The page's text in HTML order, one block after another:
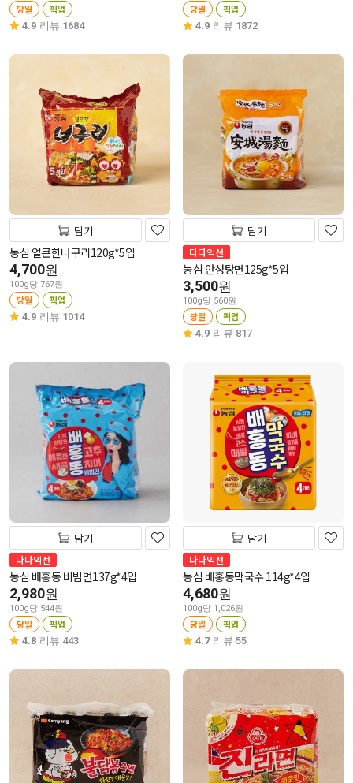
당일 픽업
4.9 리뷰 1684
당일 픽업
4.9 리뷰 1872
담기
농심 얼큰한너구리120g*5입
4,700원
100g당 767원
당일 픽업
4.9 리뷰 1014
담기
다다익선
농심 안성탕면125g*5입
3,500원
100g당 560원
당일 픽업
4.9 리뷰 817
담기
다다익선
농심 배홍동 비빔면137g*4입
2,980원
100g당 544원
당일 픽업
4.8 리뷰 443
담기
다다익선
농심 배홍동막국수 114g*4입
4,680원
100g당 1,026원
당일 픽업
4.7 리뷰 55